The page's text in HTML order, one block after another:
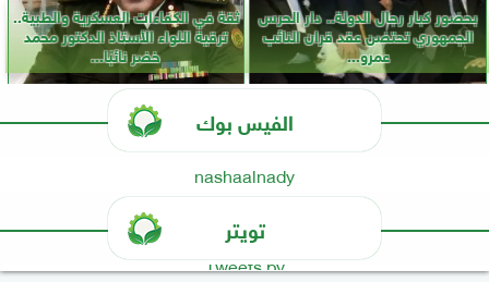
بحضور كبار رجال الدولة.. دار الحرس
الجمهوري تحتضن عقد قران النائب
عمرو...
ثقة في الكفاءات العسكرية والطبية..
ترقية اللواء الأستاذ الدكتور محمد
خضر نائبًا...
الفيس بوك
nashaalnady
تويتر
Tweets by